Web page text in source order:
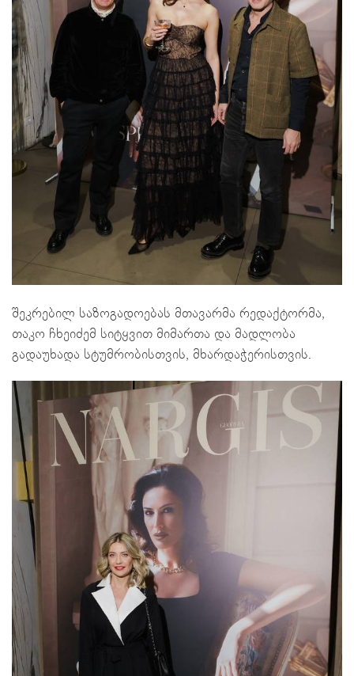
შეკრებილ საზოგადოებას მთავარმა რედაქტორმა,
თაკო ჩხეიძემ სიტყვით მიმართა და მადლობა
გადაუხადა სტუმრობისთვის, მხარდაჭერისთვის.